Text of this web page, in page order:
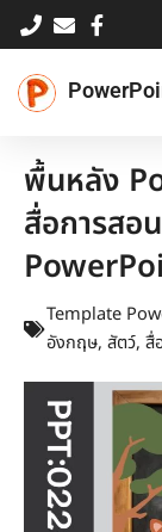
content
พื้นหลัง
สื่อการสอ
Template
อังกฤษ, สัตว์, สื่